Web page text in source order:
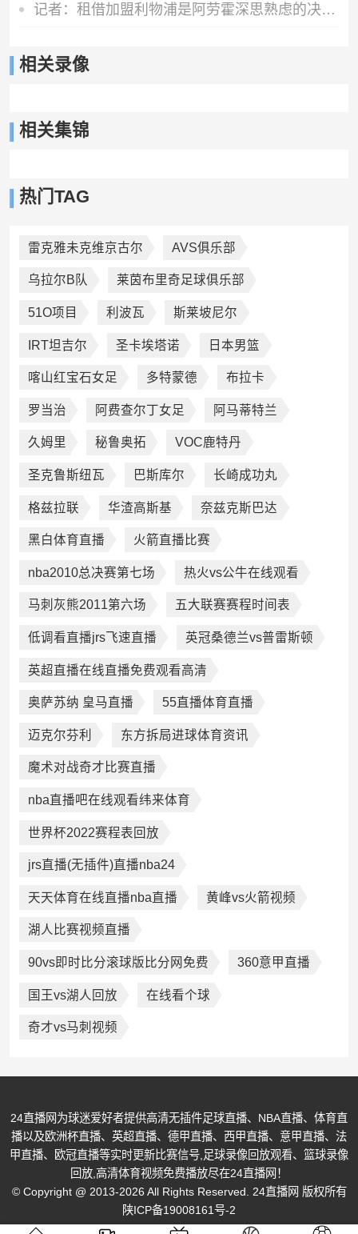
记者：租借加盟利物浦是阿劳霍深思熟虑的决定，红军承担全部工资
相关录像
相关集锦
热门TAG
雷克雅未克维京古尔 AVS俱乐部
乌拉尔B队 莱茵布里奇足球俱乐部
51O项目 利波瓦 斯莱坡尼尔
IRT坦吉尔 圣卡埃塔诺 日本男篮
喀山红宝石女足 多特蒙德 布拉卡
罗当治 阿费查尔丁女足 阿马蒂特兰
久姆里 秘鲁奥拓 VOC鹿特丹
圣克鲁斯纽瓦 巴斯库尔 长崎成功丸
格兹拉联 华渣高斯基 奈兹克斯巴达
黑白体育直播 火箭直播比赛
nba2010总决赛第七场 热火vs公牛在线观看
马刺灰熊2011第六场 五大联赛赛程时间表
低调看直播jrs飞速直播 英冠桑德兰vs普雷斯顿
英超直播在线直播免费观看高清
奥萨苏纳 皇马直播 55直播体育直播
迈克尔芬利 东方拆局进球体育资讯
魔术对战奇才比赛直播
nba直播吧在线观看纬来体育
世界杯2022赛程表回放
jrs直播(无插件)直播nba24
天天体育在线直播nba直播 黄峰vs火箭视频
湖人比赛视频直播
90vs即时比分滚球版比分网免费 360意甲直播
国王vs湖人回放 在线看个球
奇才vs马刺视频
24直播网为球迷爱好者提供高清无插件足球直播、NBA直播、体育直
播以及欧洲杯直播、英超直播、德甲直播、西甲直播、意甲直播、法
甲直播、欧冠直播等实时更新比赛信号,足球录像回放观看、篮球录像
回放,高清体育视频免费播放尽在24直播网！
© Copyright @ 2013-2026 All Rights Reserved. 24直播网 版权所有
陕ICP备19008161号-2